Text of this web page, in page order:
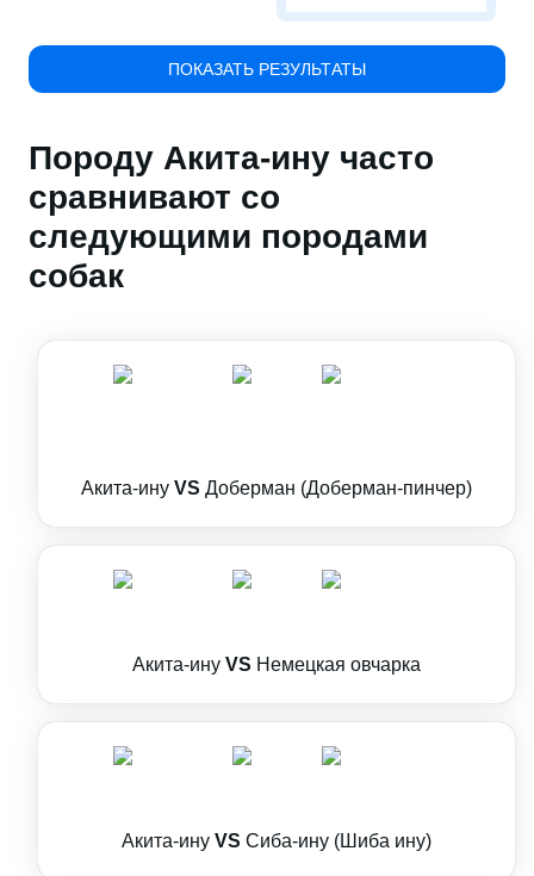
ПОКАЗАТЬ РЕЗУЛЬТАТЫ
Породу Акита-ину часто
сравнивают со
следующими породами
собак
Акита-ину VS Доберман (Доберман-пинчер)
Акита-ину VS Немецкая овчарка
Акита-ину VS Сиба-ину (Шиба ину)